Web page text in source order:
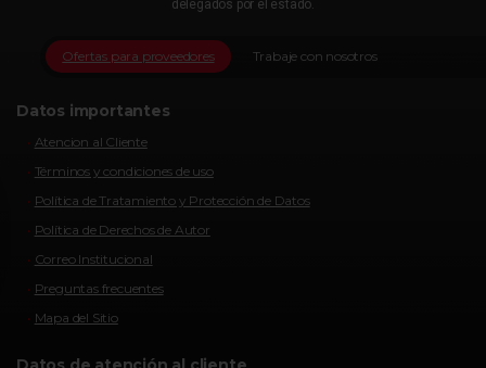
delegados por el estado.
Trabaje con nosotros
Ofertas para proveedores
Datos importantes
Atencion al Cliente
Términos y condiciones de uso
Política de Tratamiento y Protección de Datos
Política de Derechos de Autor
Correo Institucional
Preguntas frecuentes
Mapa del Sitio